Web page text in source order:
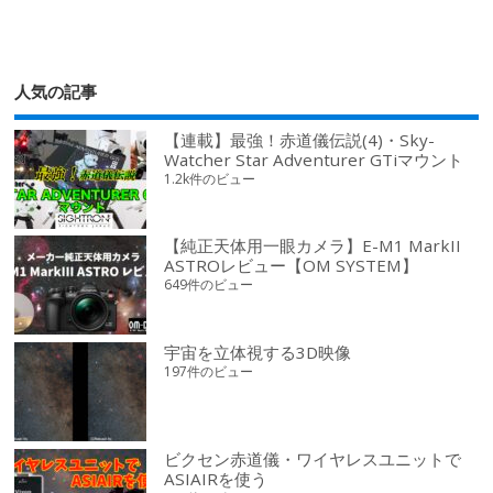
人気の記事
【連載】最強！赤道儀伝説(4)・Sky-
Watcher Star Adventurer GTiマウント
1.2k件のビュー
【純正天体用一眼カメラ】E-M1 MarkII
ASTROレビュー【OM SYSTEM】
649件のビュー
宇宙を立体視する3D映像
197件のビュー
ビクセン赤道儀・ワイヤレスユニットで
ASIAIRを使う